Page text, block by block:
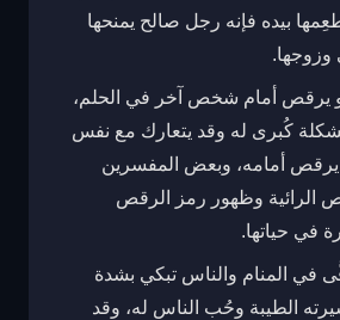
بيده فإنه رجل صالح يمنحها
وزوجها.
وهو يرقص أمام شخص آخر في الحلم،
كُبرى له وقد يتعارك مع نفس
أمامه، وبعض المفسرين
الرائية وظهور رمز الرقص
في حياتها.
في المنام والناس تبكي بشدة
الطيبة وحُب الناس له، وقد